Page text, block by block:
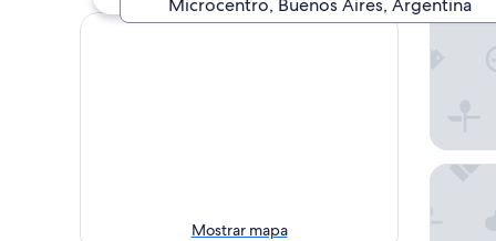
Mostrar mapa
Huinid